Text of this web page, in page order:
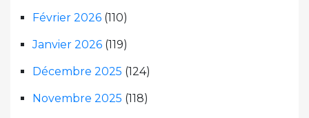
Février 2026 (110)
Janvier 2026 (119)
Décembre 2025 (124)
Novembre 2025 (118)